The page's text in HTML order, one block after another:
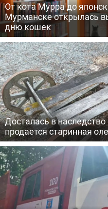
От кота Мурра до
Мурманске открылась
дню кошек
Досталась в
продается старинная